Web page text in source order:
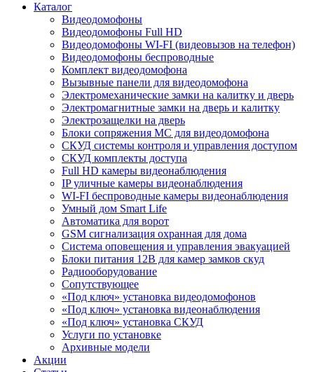
Каталог
Видеодомофоны
Видеодомофоны Full HD
Видеодомофоны WI-FI (видеовызов на телефон)
Видеодомофоны беспроводные
Комплект видеодомофона
Вызывные панели для видеодомофона
Электромеханические замки на калитку и дверь
Электромагнитные замки на дверь и калитку
Электрозащелки на дверь
Блоки сопряжения МС для видеодомофона
СКУД системы контроля и управления доступом
СКУД комплекты доступа
Full HD камеры видеонаблюдения
IP уличные камеры видеонаблюдения
WI-FI беспроводные камеры видеонаблюдения
Умный дом Smart Life
Автоматика для ворот
GSM сигнализация охранная для дома
Cистема оповещения и управления эвакуацией
Блоки питания 12В для камер замков скуд
Радиооборудование
Сопутствующее
«Под ключ» установка видеодомофонов
«Под ключ» установка видеонаблюдения
«Под ключ» установка СКУД
Услуги по установке
Архивные модели
Акции